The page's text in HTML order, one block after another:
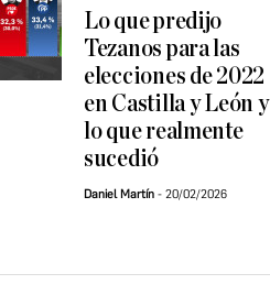
Lo que predijo
Tezanos para las
elecciones de 2022
en Castilla y León y
lo que realmente
sucedió
Daniel Martín 20/02/2026